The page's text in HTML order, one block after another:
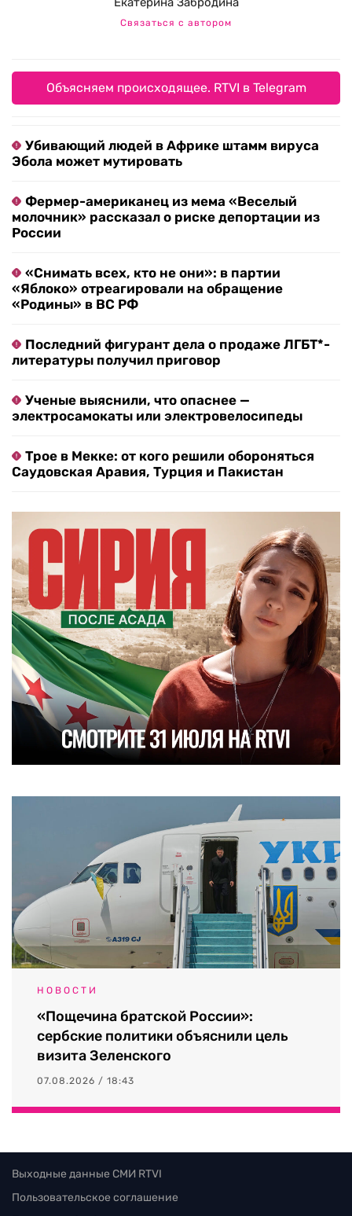
Связаться с автором
Объясняем происходящее. RTVI в Telegram
Убивающий людей в Африке штамм вируса
Эбола может мутировать
Фермер-американец из мема «Веселый
молочник» рассказал о риске депортации из
России
«Снимать всех, кто не они»: в партии
«Яблоко» отреагировали на обращение
«Родины» в ВС РФ
Последний фигурант дела о продаже ЛГБТ*-
литературы получил приговор
Ученые выяснили, что опаснее —
электросамокаты или электровелосипеды
Трое в Мекке: от кого решили обороняться
Саудовская Аравия, Турция и Пакистан
НОВОСТИ
«Пощечина братской России»:
сербские политики объяснили цель
визита Зеленского
07.08.2026 / 18:43
Выходные данные СМИ RTVI
Пользовательское соглашение